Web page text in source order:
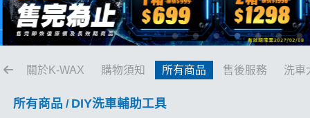
關於K-WAX 購物須知 所有商品 售後服務 洗車
所有商品 / DIY洗車輔助工具